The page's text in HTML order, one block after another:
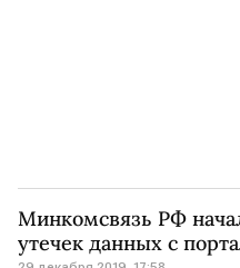
Минкомсвязь РФ
утечек данных с